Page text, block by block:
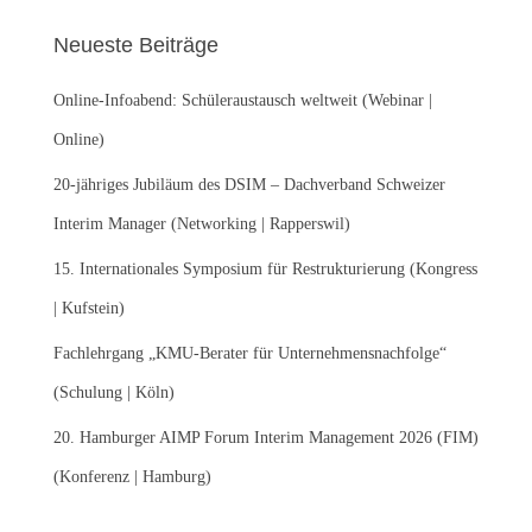
n
a
c
:
Neueste Beiträge
Online-Infoabend: Schüleraustausch weltweit (Webinar |
Online)
20-jähriges Jubiläum des DSIM – Dachverband Schweizer
Interim Manager (Networking | Rapperswil)
15. Internationales Symposium für Restrukturierung (Kongress
| Kufstein)
Fachlehrgang „KMU-Berater für Unternehmensnachfolge“
(Schulung | Köln)
20. Hamburger AIMP Forum Interim Management 2026 (FIM)
(Konferenz | Hamburg)